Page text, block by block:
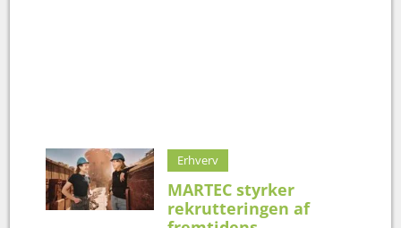
Erhverv
MARTEC styrker
rekrutteringen af